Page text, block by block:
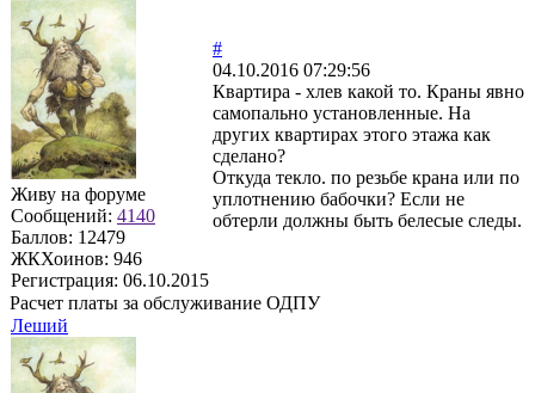
Живу на форуме
Сообщений: 4140
Баллов: 12479
ЖКХоинов: 946
Регистрация: 06.10.2015
#
04.10.2016 07:29:56
Квартира - хлев какой то. Краны явно
самопально установленные. На
других квартирах этого этажа как
сделано?
Откуда текло. по резьбе крана или по
уплотнению бабочки? Если не
обтерли должны быть белесые следы.
Расчет платы за обслуживание ОДПУ
Леший